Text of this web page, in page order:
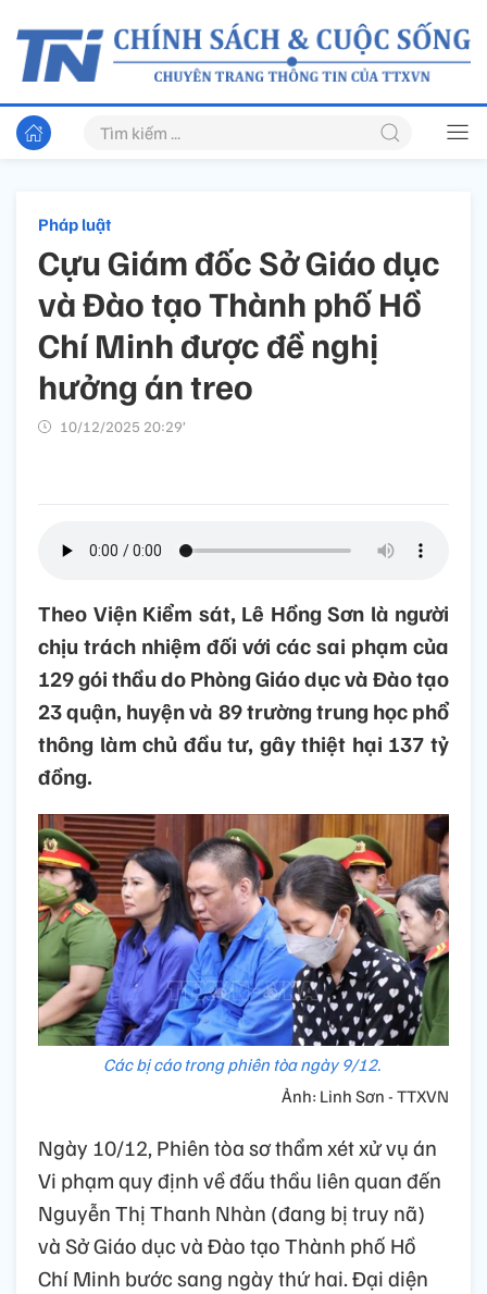
Pháp luật
Cựu Giám đốc Sở Giáo dục
và Đào tạo Thành phố Hồ
Chí Minh được đề nghị
hưởng án treo
10/12/2025 20:29’
Theo Viện Kiểm sát, Lê Hồng Sơn là người
chịu trách nhiệm đối với các sai phạm của
129 gói thầu do Phòng Giáo dục và Đào tạo
23 quận, huyện và 89 trường trung học phổ
thông làm chủ đầu tư, gây thiệt hại 137 tỷ
đồng.
Các bị cáo trong phiên tòa ngày 9/12.
Ảnh: Linh Sơn - TTXVN
Ngày 10/12, Phiên tòa sơ thẩm xét xử vụ án
Vi phạm quy định về đấu thầu liên quan đến
Nguyễn Thị Thanh Nhàn (đang bị truy nã)
và Sở Giáo dục và Đào tạo Thành phố Hồ
Chí Minh bước sang ngày thứ hai. Đại diện